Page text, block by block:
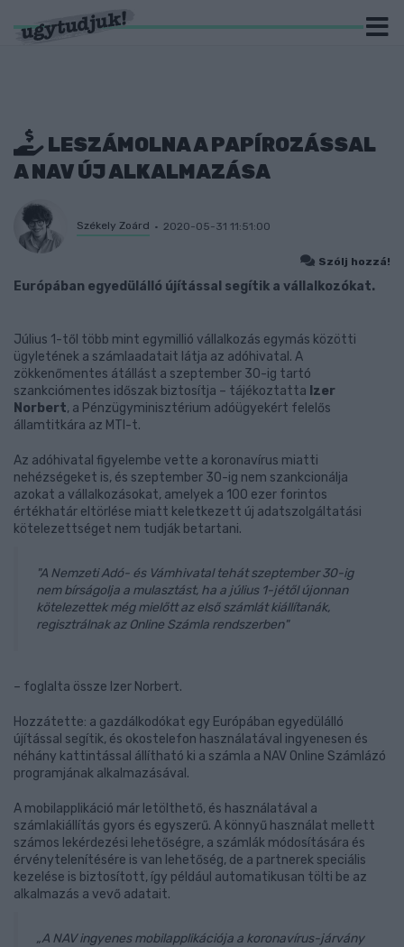
LESZÁMOLNA A PAPÍROZÁSSAL
A NAV ÚJ ALKALMAZÁSA
Székely Zoárd 2020-05-31 11:51:00
Szólj hozzá!
Európában egyedülálló újítással segítik a vállalkozókat.
Július 1-től több mint egymillió vállalkozás egymás közötti
ügyletének a számlaadatait látja az adóhivatal. A
zökkenőmentes átállást a szeptember 30-ig tartó
szankciómentes időszak biztosítja – tájékoztatta Izer
Norbert, a Pénzügyminisztérium adóügyekért felelős
államtitkára az MTI-t.
Az adóhivatal figyelembe vette a koronavírus miatti
nehézségeket is, és szeptember 30-ig nem szankcionálja
azokat a vállalkozásokat, amelyek a 100 ezer forintos
értékhatár eltörlése miatt keletkezett új adatszolgáltatási
kötelezettséget nem tudják betartani.
"A Nemzeti Adó- és Vámhivatal tehát szeptember 30-ig
nem bírságolja a mulasztást, ha a július 1-jétől újonnan
kötelezettek még mielőtt az első számlát kiállítanák,
regisztrálnak az Online Számla rendszerben"
– foglalta össze Izer Norbert.
Hozzátette: a gazdálkodókat egy Európában egyedülálló
újítással segítik, és okostelefon használatával ingyenesen és
néhány kattintással állítható ki a számla a NAV Online Számlázó
programjának alkalmazásával.
A mobilapplikáció már letölthető, és használatával a
számlakiállítás gyors és egyszerű. A könnyű használat mellett
számos lekérdezési lehetőségre, a számlák módosítására és
érvénytelenítésére is van lehetőség, de a partnerek speciális
kezelése is biztosított, így például automatikusan tölti be az
alkalmazás a vevő adatait.
„A NAV ingyenes mobilapplikációja a koronavírus-járvány